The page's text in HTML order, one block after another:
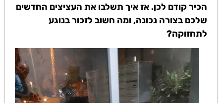
הכיר קודם לכן. אז איך תשלבו את העציצים החדשים
שלכם בצורה נכונה, ומה חשוב לזכור בנוגע
לתחזוקה?